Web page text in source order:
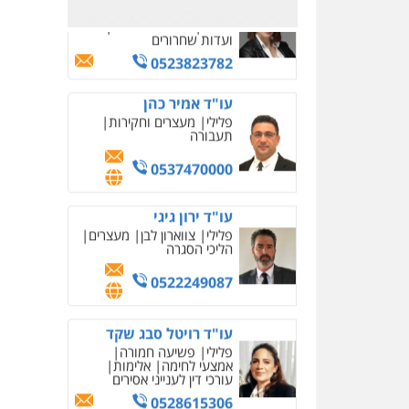
עו"ד אמיר כהן
פלילי מעצרים וחקירות
0537470000
פלילי צווארון לבן מעצרים
0522249087
עו"ד רויטל סבג שקד
פלילי פשיעה חמורה
0528615306
עו"ד רועי אטיאס